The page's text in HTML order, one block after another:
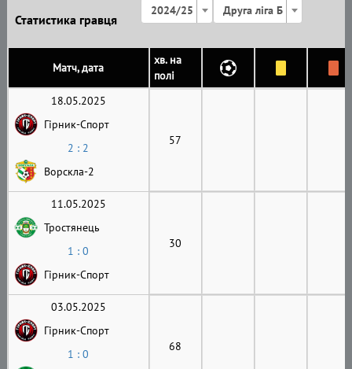
Статистика гравця
2024/25 Друга ліга Б
Матч, дата
хв. на
полі
18.05.2025
Гірник-Cпорт
2 : 2
Ворскла-2
57
11.05.2025
Тростянець
1 : 0
Гірник-Cпорт
30
03.05.2025
Гірник-Cпорт
1 : 0
68